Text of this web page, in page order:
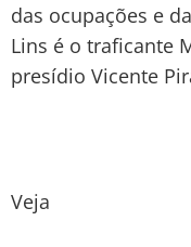
das ocupações e
Lins é o traficante
presídio Vicente
Veja